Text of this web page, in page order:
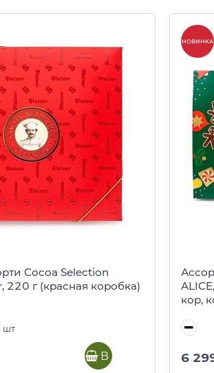
Cocoa Selection
220 г (красная коробка)
шт
В корзину
НОВИНКА
кор,
6